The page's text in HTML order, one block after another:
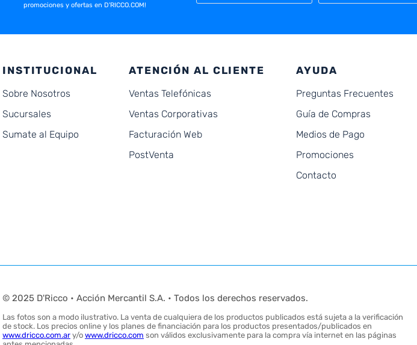
promociones y ofertas en D'RICCO.COM!
INSTITUCIONAL
Sobre Nosotros
Sucursales
Sumate al Equipo
ATENCIÓN AL CLIENTE
Ventas Telefónicas
Ventas Corporativas
Facturación Web
PostVenta
AYUDA
Preguntas Frecuentes
Guía de Compras
Medios de Pago
Promociones
Contacto
© 2025 D'Ricco • Acción Mercantil S.A. • Todos los derechos reservados.
Las fotos son a modo ilustrativo. La venta de cualquiera de los productos publicados está sujeta a la verificación
de stock. Los precios online y los planes de financiación para los productos presentados/publicados en
www.dricco.com.ar y/o www.dricco.com son válidos exclusivamente para la compra vía internet en las páginas